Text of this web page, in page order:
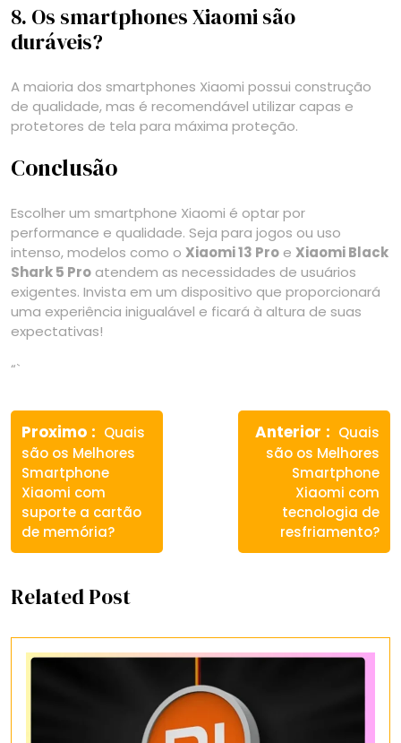
8. Os smartphones Xiaomi são
duráveis?
A maioria dos smartphones Xiaomi possui construção
de qualidade, mas é recomendável utilizar capas e
protetores de tela para máxima proteção.
Conclusão
Escolher um smartphone Xiaomi é optar por
performance e qualidade. Seja para jogos ou uso
intenso, modelos como o Xiaomi 13 Pro e Xiaomi Black
Shark 5 Pro atendem as necessidades de usuários
exigentes. Invista em um dispositivo que proporcionará
uma experiência inigualável e ficará à altura de suas
expectativas!
“`
Navegação
de
Post
Proximo
Previous
post:
Quais
são os Melhores
Smartphone
Xiaomi com
suporte a cartão
de memória?
Anterior
Next
post:
Quais
são os Melhores
Smartphone
Xiaomi com
tecnologia de
resfriamento?
Related Post